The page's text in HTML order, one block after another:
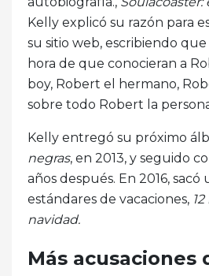
Kelly explicó su razón para
su sitio web, escribiendo
hora de que conocieran a
boy, Robert el hermano,
sobre todo Robert la
Kelly entregó su próximo
negras, en 2013, y seguido
años después. En 2016,
estándares de vacaciones,
navidad.
Más acusaciones